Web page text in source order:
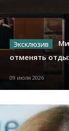
отменять
09 июля 2026